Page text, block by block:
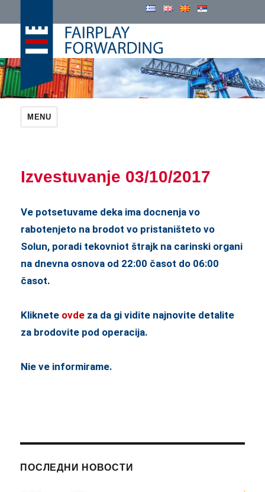
Cosmatos Group
MENU
Izvestuvanje 03/10/2017
Ve potsetuvame deka ima docnenja vo
rabotenjeto na brodot vo pristaništeto vo
Solun, poradi tekovniot štrajk na carinski organi
na dnevna osnova od 22:00 časot do 06:00
časot.
Kliknete ovde za da gi vidite najnovite detalite
za brodovite pod operacija.
Nie ve informirame.
ПОСЛЕДНИ НОВОСТИ